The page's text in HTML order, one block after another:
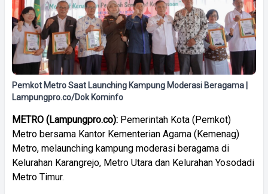
Pemkot Metro Saat Launching Kampung Moderasi Beragama |
Lampungpro.co/Dok Kominfo
METRO (Lampungpro.co): Pemerintah Kota (Pemkot)
Metro bersama Kantor Kementerian Agama (Kemenag)
Metro, melaunching kampung moderasi beragama di
Kelurahan Karangrejo, Metro Utara dan Kelurahan Yosodadi
Metro Timur.